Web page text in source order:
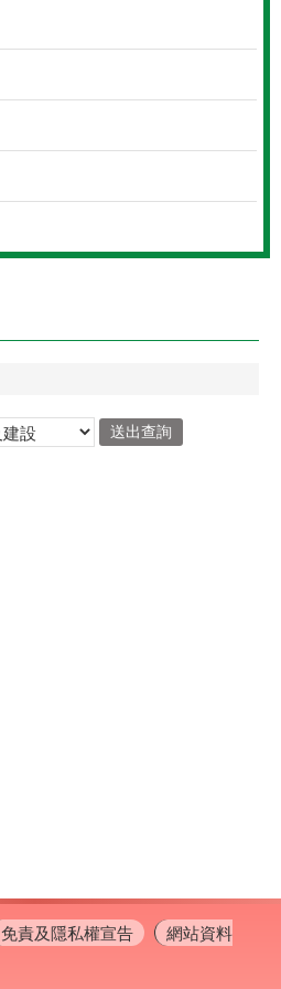
免責及隱私權宣告
網站資料